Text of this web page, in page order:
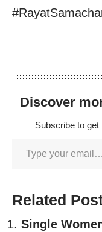
Discover
Subscribe to
Related
Single